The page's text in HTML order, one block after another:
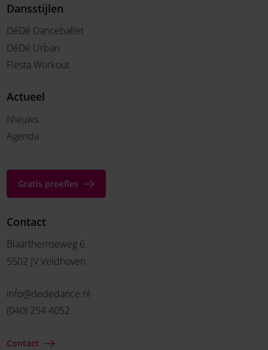
Dansstijlen
DéDé Danceballet
DéDé Urban
Fiësta Workout
Actueel
Nieuws
Agenda
Gratis proefles
Contact
Blaarthemseweg 6
5502 JV Veldhoven
info@dededance.nl
(040) 254 4052
Contact